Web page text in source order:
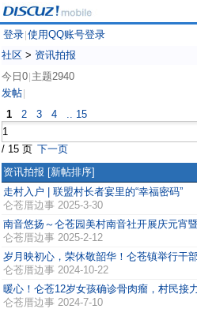
登录 使用QQ账号登录
社区 > 资讯拍报
今日0 主题2940
发帖
1 2 3 4 .. 15
/ 15 页 下一页
资讯拍报 [新帖排序]
走村入户 | 联盟村长者宴里的“幸福密码”
仑苍厝边事 2025-3-30
南音悠扬～仑苍园美村南音社开展庆元宵
仑苍厝边事 2025-2-12
岁月映初心，荣休敬韶华！仑苍镇举行干
仑苍厝边事 2024-10-22
暖心！仑苍12岁女孩确诊骨肉瘤，村民接
仑苍厝边事 2024-7-10